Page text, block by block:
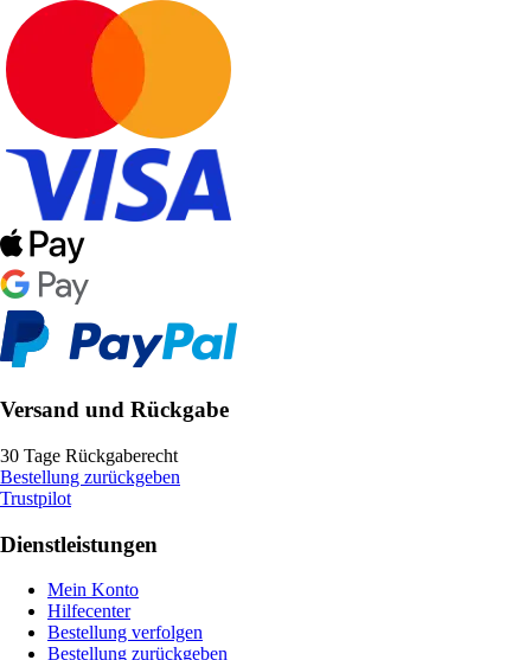
Versand und Rückgabe
30 Tage Rückgaberecht
Bestellung zurückgeben
Trustpilot
Dienstleistungen
Mein Konto
Hilfecenter
Bestellung verfolgen
Bestellung zurückgeben